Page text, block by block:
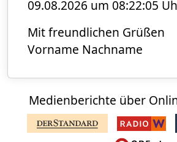
09.08.2026 um 08:22:05
Mit freundlichen Grüßen
Vorname Nachname
Medienberichte über